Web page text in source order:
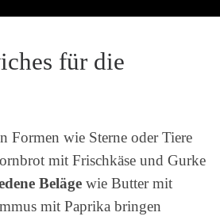
für die
Formen wie Sterne oder Tiere
mit Frischkäse und Gurke
Beläge wie Butter mit
mit Paprika bringen